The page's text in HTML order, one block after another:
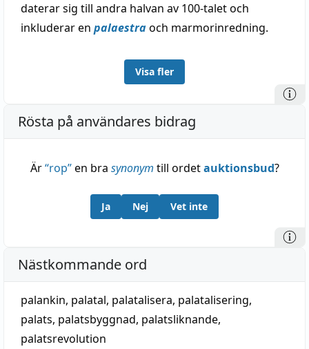
daterar sig till andra halvan av 100-talet och
inkluderar en palaestraoch marmorinredning.
Visa fler
Rösta på användares bidrag
Är“rop”en bra synonym till ordetauktionsbud?
Ja Nej Vet inte
Nästkommande ord
palankin, palatal, palatalisera, palatalisering,
palats, palatsbyggnad, palatsliknande,
palatsrevolution